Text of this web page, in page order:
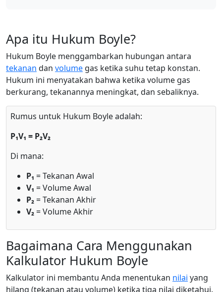
Apa itu Hukum Boyle?
Hukum Boyle menggambarkan hubungan antara
tekanan dan volume gas ketika suhu tetap konstan.
Hukum ini menyatakan bahwa ketika volume gas
berkurang, tekanannya meningkat, dan sebaliknya.
Rumus untuk Hukum Boyle adalah:
P₁V₁ = P₂V₂
Di mana:
P₁ = Tekanan Awal
V₁ = Volume Awal
P₂= Tekanan Akhir
V₂= Volume Akhir
Bagaimana Cara Menggunakan
Kalkulator Hukum Boyle
Kalkulator ini membantu Anda menentukan nilai yang
hilang (tekanan atau volume) ketika tiga nilai diketahui.